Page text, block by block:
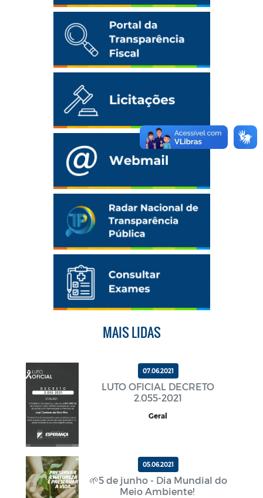
MAIS LIDAS
07.06.2021
LUTO OFICIAL DECRETO
2.055-2021
Geral
05.06.2021
🌱5 de junho - Dia Mundial do
Meio Ambiente!